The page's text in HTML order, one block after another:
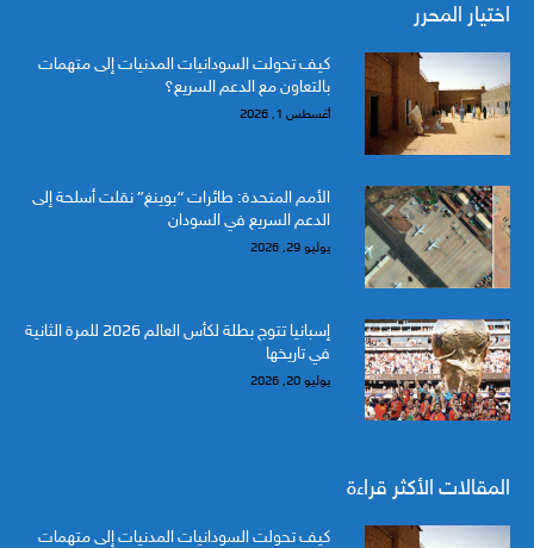
اختيار المحرر
كيف تحولت السودانيات المدنيات إلى متهمات
بالتعاون مع الدعم السريع؟
أغسطس 1, 2026
الأمم المتحدة: طائرات “بوينغ” نقلت أسلحة إلى
الدعم السريع في السودان
يوليو 29, 2026
إسبانيا تتوج بطلة لكأس العالم 2026 للمرة الثانية
في تاريخها
يوليو 20, 2026
المقالات الأكثر قراءة
كيف تحولت السودانيات المدنيات إلى متهمات